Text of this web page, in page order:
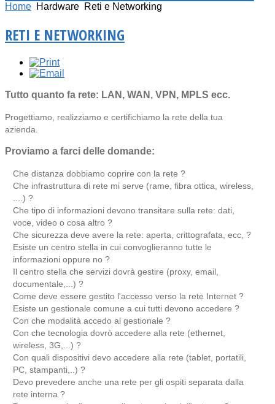
Home Hardware Reti e Networking
RETI E NETWORKING
Tutto quanto fa rete: LAN, WAN, VPN, MPLS ecc.
Progettiamo, realizziamo e certifichiamo la rete della tua
azienda.
Proviamo a farci delle domande:
Che distanza dobbiamo coprire con la rete ?
Che infrastruttura di rete mi serve (rame, fibra ottica, wireless,
....) ?
Che tipo di informazioni devono transitare sulla rete: dati,
voce, video o cosa altro ?
Che sicurezza deve avere la rete: aperta, crittografata, ecc, ?
Esiste un centro stella in cui convoglieranno tutte le
informazioni oppure no ?
Il centro stella che servizi dovrà gestire (proxy, email,
documentale,...) ?
Come deve essere gestito l'accesso verso la rete Internet ?
Esiste un gestionale comune a cui tutti devono accedere ?
Con che modalità accedo al gestionale ?
Con che tecnologia dovrò accedere alla rete (ethernet,
wireless, 3G,...) ?
Con quali dispositivi devo accedere alla rete (tablet, portatili,
PC, stampanti,..) ?
Devo prevedere anche una rete per gli ospiti separata dalla
rete interna ?